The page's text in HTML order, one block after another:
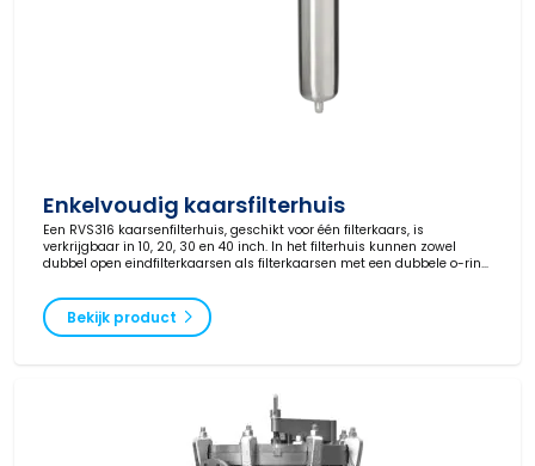
Enkelvoudig kaarsfilterhuis
Een RVS316 kaarsenfilterhuis, geschikt voor één filterkaars, is
verkrijgbaar in 10, 20, 30 en 40 inch. In het filterhuis kunnen zowel
dubbel open eindfilterkaarsen als filterkaarsen met een dubbele o-ring
Bekijk product